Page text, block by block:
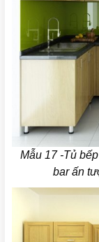
Mẫu 17 -Tủ
bar ấn